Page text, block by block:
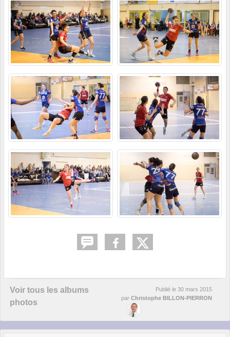
Voir tous les albums
photos
Publié le 30 mars 2015
par Christophe BILLON-PIERRON